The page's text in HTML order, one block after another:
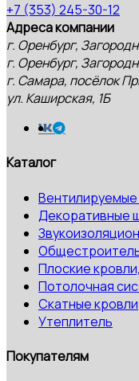
+7 (353) 245-30-12
Адреса компании
г. Оренбург,
г. Оренбург,
г. Самара, посёлок
ул. Каширская, 1Б
Каталог
Декоративные
Плоские
Потолочная
Скатные кровли
Утеплитель
Покупателям